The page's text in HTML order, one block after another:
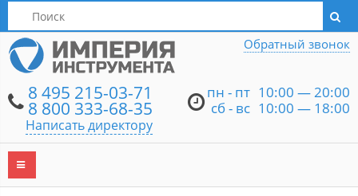
Написать директору
8 495 215-03-71
8 800 333-68-35
Написать директору
пн - пт 10:00 — 20:00
сб - вс 10:00 — 18:00
Обратный звонок